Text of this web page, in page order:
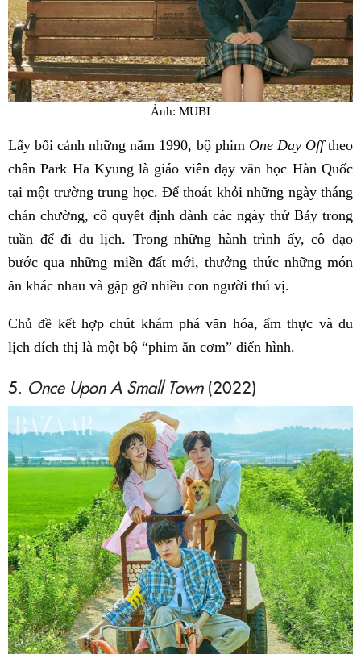
Ảnh: MUBI
Lấy bối cảnh những năm 1990, bộ phim One Day Offtheo
chân Park Ha Kyung là giáo viên dạy văn học Hàn Quốc
tại một trường trung học. Để thoát khỏi những ngày tháng
chán chường, cô quyết định dành các ngày thứ Bảy trong
tuần để đi du lịch. Trong những hành trình ấy, cô dạo
bước qua những miền đất mới, thưởng thức những món
ăn khác nhau và gặp gỡ nhiều con người thú vị.
Chủ đề kết hợp chút khám phá văn hóa, ẩm thực và du
lịch đích thị là một bộ “phim ăn cơm” điển hình.
5. Once Upon A Small Town(2022)